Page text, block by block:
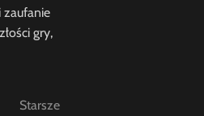
zaufanie
gry,
Starsze